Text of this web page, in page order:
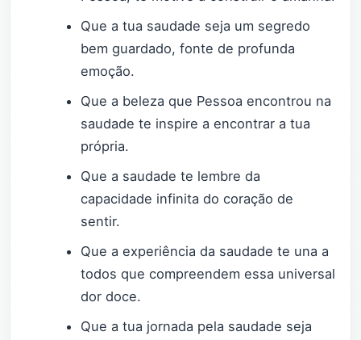
Que a tua saudade seja um segredo
bem guardado, fonte de profunda
emoção.
Que a beleza que Pessoa encontrou na
saudade te inspire a encontrar a tua
própria.
Que a saudade te lembre da
capacidade infinita do coração de
sentir.
Que a experiência da saudade te una a
todos que compreendem essa universal
dor doce.
Que a tua jornada pela saudade seja